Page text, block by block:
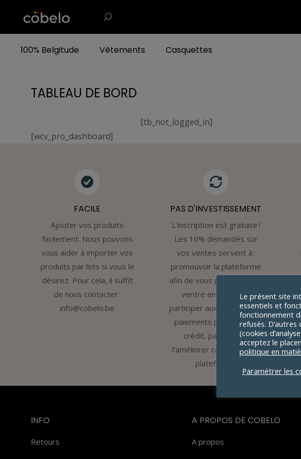
100% Belgitude Vêtements Casquettes
TABLEAU DE BORD
[tb_not_logged_in]
[wcv_pro_dashboard]
FACILE
Ajouter vos produits
facilement. Nous pouvons
vous aider à importer vos
produits par lots si vous le
désirez. Pour cela, il suffit
de nous contacter :
info@cobelo.be
PAS D'INVESTISSEMENT
L’inscription est gratuite !
Les 10% demandés sur
vos ventes servent à :
promouvoir la plateforme
afin de vous permettre de
ventre encore plus,
participer aux frais liés aux
paiements par carte de
crédit, participer à
l’améliorer continue de la
plateforme.
INFO
Retours
A PROPOS DE COBELO
A propos
Le présent site
essentiels et
fonctionnement
refusés.
(cookies
acceptez le
politique en
Paramétrer les